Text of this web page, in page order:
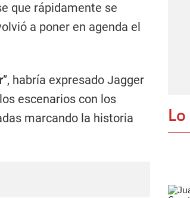
que rápidamente se
a poner en agenda el
”, habría expresado Jagger
escenarios con los
marcando la historia